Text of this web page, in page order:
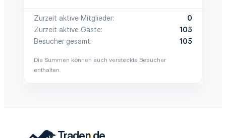
Zurzeit aktive Mitglieder
0
Zurzeit aktive Gäste
105
Besucher gesamt
105
Die Summen können auch versteckte Besucher
enthalten.